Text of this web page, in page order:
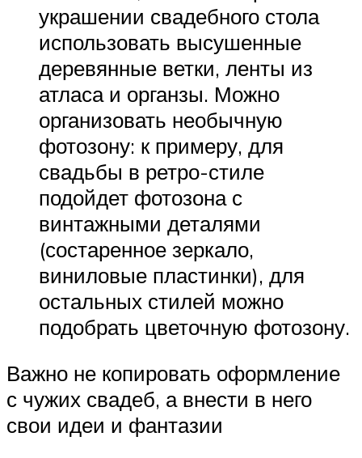
украшении свадебного стола
использовать высушенные
деревянные ветки, ленты из
атласа и органзы. Можно
организовать необычную
фотозону: к примеру, для
свадьбы в ретро-стиле
подойдет фотозона с
винтажными деталями
(состаренное зеркало,
виниловые пластинки), для
остальных стилей можно
подобрать цветочную фотозону.
Важно не копировать оформление
с чужих свадеб, а внести в него
свои идеи и фантазии